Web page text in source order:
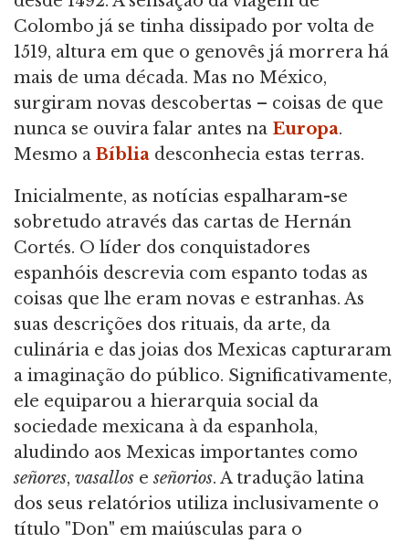
Colombo já se tinha dissipado por volta de
1519, altura em que o genovês já morrera há
mais de uma década. Mas no México,
surgiram novas descobertas – coisas de que
nunca se ouvira falar antes na Europa.
Mesmo a Bíblia desconhecia estas terras.
Inicialmente, as notícias espalharam-se
sobretudo através das cartas de Hernán
Cortés. O líder dos conquistadores
espanhóis descrevia com espanto todas as
coisas que lhe eram novas e estranhas. As
suas descrições dos rituais, da arte, da
culinária e das joias dos Mexicas capturaram
a imaginação do público. Significativamente,
ele equiparou a hierarquia social da
sociedade mexicana à da espanhola,
aludindo aos Mexicas importantes como
señores, vasallos eseñorios. A tradução latina
dos seus relatórios utiliza inclusivamente o
título "Don" em maiúsculas para o